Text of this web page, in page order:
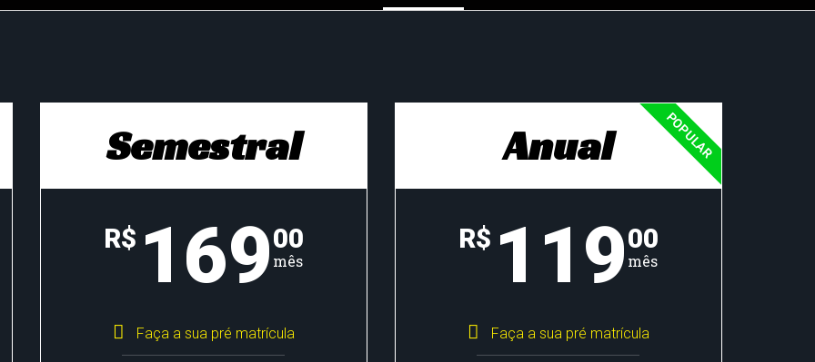
Semestral
R$ 16900
mês
Faça a sua pré matrícula
Anual
R$ 11900
mês
Faça a sua pré matrícula
POPULAR